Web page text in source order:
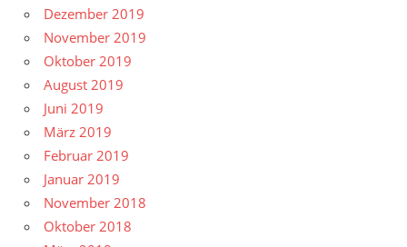
Dezember 2019
November 2019
Oktober 2019
August 2019
Juni 2019
März 2019
Februar 2019
Januar 2019
November 2018
Oktober 2018